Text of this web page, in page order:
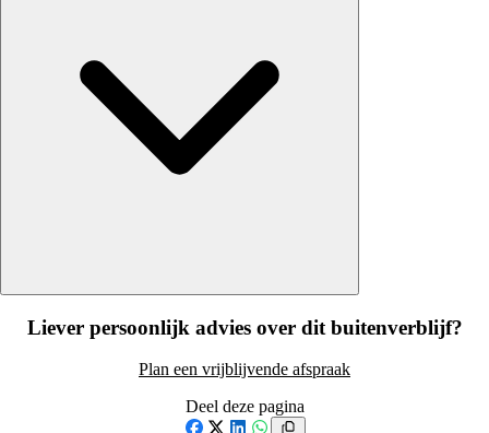
Liever persoonlijk advies over dit buitenverblijf?
Plan een vrijblijvende afspraak
Deel deze pagina